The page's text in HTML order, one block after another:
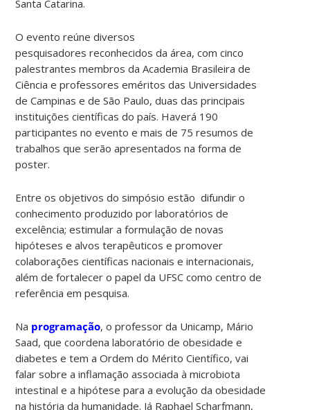
Santa Catarina.
O evento reúne diversos
pesquisadores reconhecidos da área, com cinco
palestrantes membros da Academia Brasileira de
Ciência e professores eméritos das Universidades
de Campinas e de São Paulo, duas das principais
instituições científicas do país. Haverá 190
participantes no evento e mais de 75 resumos de
trabalhos que serão apresentados na forma de
poster.
Entre os objetivos do simpósio estão difundir o
conhecimento produzido por laboratórios de
excelência; estimular a formulação de novas
hipóteses e alvos terapêuticos e promover
colaborações científicas nacionais e internacionais,
além de fortalecer o papel da UFSC como centro de
referência em pesquisa.
Na programação, o professor da Unicamp, Mário
Saad, que coordena laboratório de obesidade e
diabetes e tem a Ordem do Mérito Científico, vai
falar sobre a inflamação associada à microbiota
intestinal e a hipótese para a evolução da obesidade
na história da humanidade. Já Raphael Scharfmann,